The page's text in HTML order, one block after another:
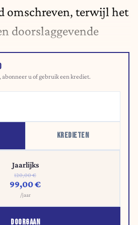
omschreven, terwijl het
doorslaggevende
abonneer u of gebruik een krediet.
KREDIETEN
Jaarlijks
120,00 €
99,00 €
/jaar
DOORGAAN